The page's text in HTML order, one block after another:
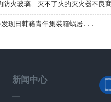
防火玻璃、灭不了火的灭火器不良
发现日韩籍青年集装箱蜗居...
新闻中心